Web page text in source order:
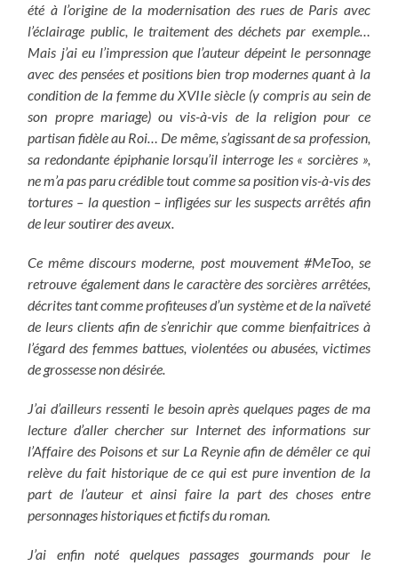
été à l’origine de la modernisation des rues de Paris avec
l’éclairage public, le traitement des déchets par exemple…
Mais j’ai eu l’impression que l’auteur dépeint le personnage
avec des pensées et positions bien trop modernes quant à la
condition de la femme du XVIIe siècle (y compris au sein de
son propre mariage) ou vis-à-vis de la religion pour ce
partisan fidèle au Roi… De même, s’agissant de sa profession,
sa redondante épiphanie lorsqu’il interroge les « sorcières »,
ne m’a pas paru crédible tout comme sa position vis-à-vis des
tortures – la question – infligées sur les suspects arrêtés afin
de leur soutirer des aveux.
Ce même discours moderne, post mouvement #MeToo, se
retrouve également dans le caractère des sorcières arrêtées,
décritestant comme profiteuses d’un système et de la naïveté
de leurs clients afin de s’enrichir que comme bienfaitrices à
l’égard des femmes battues, violentées ou abusées, victimes
de grossesse non désirée.
J’ai d’ailleurs ressenti le besoin après quelques pages de ma
lecture d’aller chercher sur Internet des informations sur
l’Affaire des Poisons et sur La Reynie afin de démêler ce qui
relève du fait historique de ce qui est pure invention de la
part de l’auteur et ainsi faire la part des choses entre
personnages historiques et fictifs du roman.
J’ai enfin noté quelques passages gourmands pour le